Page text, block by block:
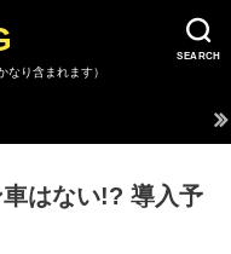
SEARCH
なり含まれます）
車はない!? 導入予